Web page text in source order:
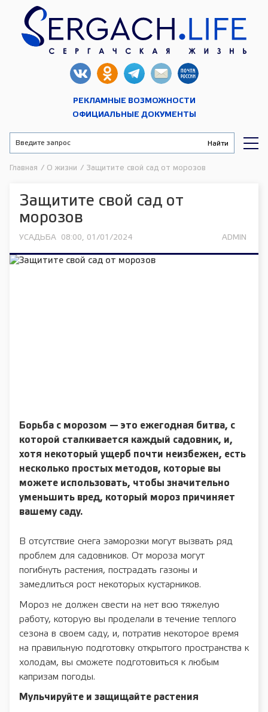
РЕКЛАМНЫЕ ВОЗМОЖНОСТИ
ОФИЦИАЛЬНЫЕ ДОКУМЕНТЫ
Главная / О жизни / Защитите свой сад от морозов
Защитите свой сад от
морозов
УСАДЬБА 08:00, 01/01/2024 ADMIN
Борьба с морозом — это ежегодная битва, с
которой сталкивается каждый садовник, и,
хотя некоторый ущерб почти неизбежен, есть
несколько простых методов, которые вы
можете использовать, чтобы значительно
уменьшить вред, который мороз причиняет
вашему саду.
В отсутствие снега заморозки могут вызвать ряд
проблем для садовников. От мороза могут
погибнуть растения, пострадать газоны и
замедлиться рост некоторых кустарников.
Мороз не должен свести на нет всю тяжелую
работу, которую вы проделали в течение теплого
сезона в своем саду, и, потратив некоторое время
на правильную подготовку открытого пространства к
холодам, вы сможете подготовиться к любым
капризам погоды.
Мульчируйте и защищайте растения